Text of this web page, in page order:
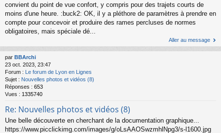
convient du point de vue confort, y compris pour des trajets courts de
moins d'une heure. :buck2: OK, il y a pléthore de paramètres à prendre en
compte pour concevoir et produire des rames percluses de normes
obligatoires, mais spéciale dé...
Aller au message
par BBArchi
23 oct. 2023, 23:47
Forum : Le forum de Lyon en Lignes
Sujet : Nouvelles photos et vidéos (8)
Réponses : 653
Vues : 1335740
Re: Nouvelles photos et vidéos (8)
Une belle découverte en cherchant de la documentation graphique...
https://www.picclickimg.com/images/g/oLsAAOSwzmhlNpg3/s-l1600.jpg